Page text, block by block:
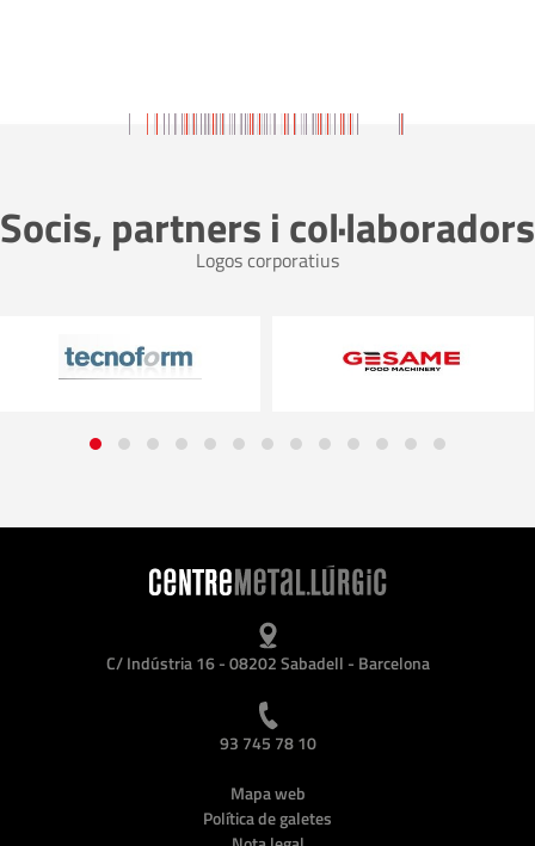
Socis, partners i col·laboradors
Logos corporatius
C/ Indústria 16 - 08202 Sabadell - Barcelona
93 745 78 10
Mapa web
Política de galetes